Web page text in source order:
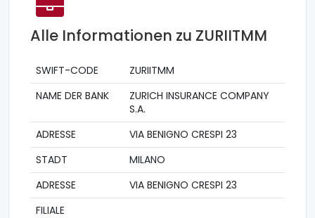
Alle Informationen zu ZURIITMM
SWIFT-CODE
ZURIITMM
NAME DER BANK
ZURICH INSURANCE COMPANY
S.A.
ADRESSE
VIA BENIGNO CRESPI 23
STADT
MILANO
ADRESSE
VIA BENIGNO CRESPI 23
FILIALE